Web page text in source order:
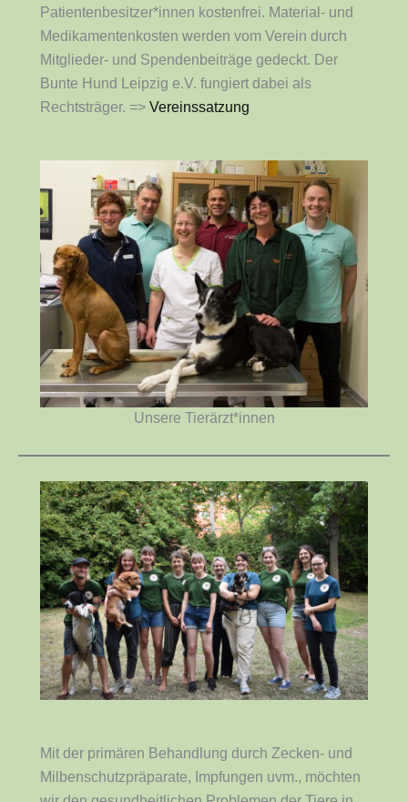
Patientenbesitzer*innen kostenfrei. Material- und
Medikamentenkosten werden vom Verein durch
Mitglieder- und Spendenbeiträge gedeckt. Der
Bunte Hund Leipzig e.V. fungiert dabei als
Rechtsträger. => Vereinssatzung
Unsere Tierärzt*innen
Mit der primären Behandlung durch Zecken- und
Milbenschutzpräparate, Impfungen uvm., möchten